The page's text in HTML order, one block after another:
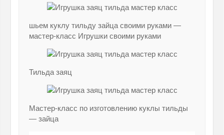
шьем куклу тильду зайца своими руками —
мастер-класс Игрушки своими руками
Тильда заяц
Мастер-класс по изготовлению куклы тильды
— зайца